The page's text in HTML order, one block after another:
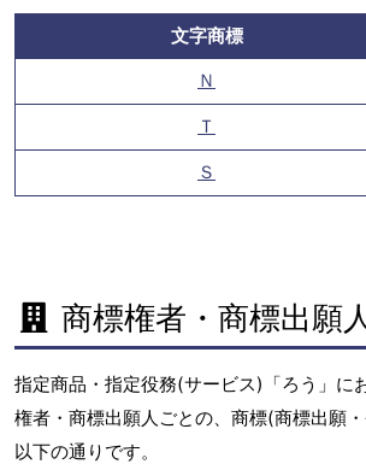
文字商標
Ｎ
Ｔ
Ｓ
商標権者・商標出願
指定商品・指定役務(サービス)「ろう」に
権者・商標出願人ごとの、商標(商標出願
以下の通りです。